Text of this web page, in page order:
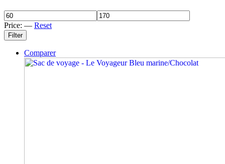
Price: — Reset
Filter
Comparer